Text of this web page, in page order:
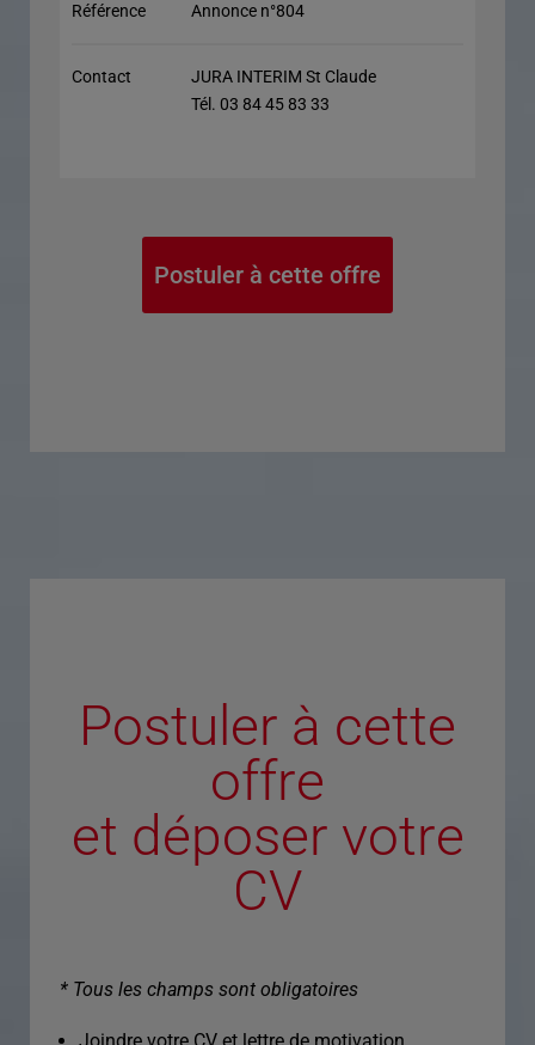
Référence Annonce n°804
Contact
JURA INTERIM St Claude
Tél. 03 84 45 83 33
Postuler à cette offre
Postuler à cette
offre
et déposer votre
CV
* Tous les champs sont obligatoires